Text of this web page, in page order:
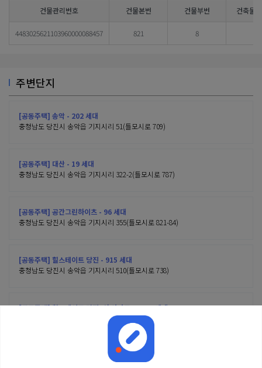
건물관리번호 건물본번 건물부번 건축물
4483025621103960000088457 821 8
주변단지
[공동주택] 송악 - 202 세대
충청남도 당진시 송악읍 기지시리 51(틀모시로 709)
[공동주택] 대산 - 19 세대
충청남도 당진시 송악읍 기지시리 322-2(틀모시로 787)
[공동주택] 공간그린하이츠 - 96 세대
충청남도 당진시 송악읍 기지시리 355(틀모시로 821-84)
[공동주택] 힐스테이트 당진 - 915 세대
충청남도 당진시 송악읍 기지시리 510(틀모시로 738)
[공동주택] 힐스테이트 당진2차 아파트 - 1617 세대
충청남도 당진시 송악읍 기지시리 504(틀모시로 737)